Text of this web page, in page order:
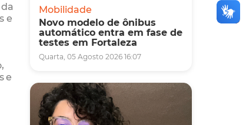
e
e
Mobilidade
Novo modelo de ônibus
automático entra em fase de
testes em Fortaleza
Quarta, 05 Agosto 2026 16:07